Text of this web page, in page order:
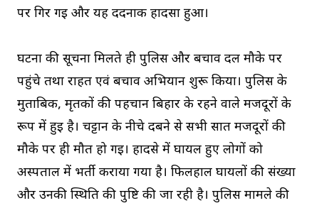
पर गिर गई और यह दर्दनाक हादसा हुआ।
घटना की सूचना मिलते ही पुलिस और बचाव दल मौके पर
पहुंचे तथा राहत एवं बचाव अभियान शुरू किया। पुलिस के
मुताबिक, मृतकों की पहचान बिहार के रहने वाले मजदूरों के
रूप में हुई है। चट्टान के नीचे दबने से सभी सात मजदूरों की
मौके पर ही मौत हो गई। हादसे में घायल हुए लोगों को
अस्पताल में भर्ती कराया गया है। फिलहाल घायलों की संख्या
और उनकी स्थिति की पुष्टि की जा रही है। पुलिस मामले की